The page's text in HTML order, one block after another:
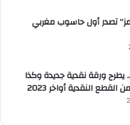
تصدر أول حاسوب مغربي
يطرح ورقة نقدية جديدة وكذا
النقدية أواخر 2023